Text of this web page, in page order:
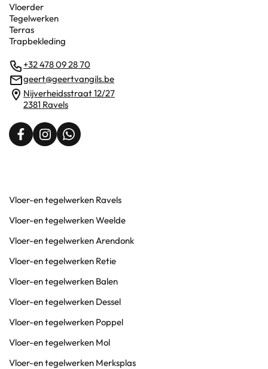
Vloerder
Tegelwerken
Terras
Trapbekleding
+32 478 09 28 70
geert@geertvangils.be
Nijverheidsstraat 12/27
2381 Ravels
Vloer-en tegelwerken Ravels
Vloer-en tegelwerken Weelde
Vloer-en tegelwerken Arendonk
Vloer-en tegelwerken Retie
Vloer-en tegelwerken Balen
Vloer-en tegelwerken Dessel
Vloer-en tegelwerken Poppel
Vloer-en tegelwerken Mol
Vloer-en tegelwerken Merksplas